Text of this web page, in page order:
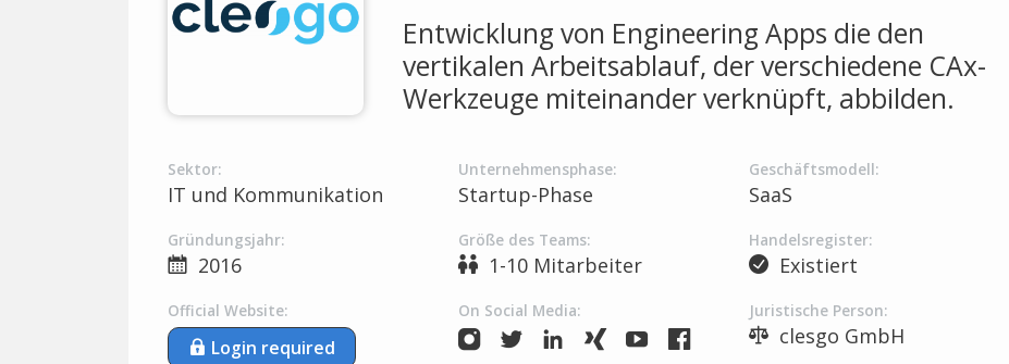
Entwicklung von Engineering Apps die den
vertikalen Arbeitsablauf, der verschiedene CAx-
Werkzeuge miteinander verknüpft, abbilden.
Sektor:
IT und Kommunikation
Unternehmensphase:
Startup-Phase
Geschäftsmodell:
SaaS
Gründungsjahr:
2016
Größe des Teams:
1-10 Mitarbeiter
Handelsregister:
Existiert
Official Website:
Login required
On Social Media: Juristische Person:
clesgo GmbH